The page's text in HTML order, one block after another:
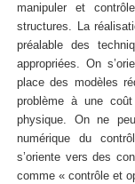
manipuler et
structures. La
préalable des
appropriées. On
place des modèles
problème à une
physique. On ne
numérique du
s’oriente vers des
comme « contrôle et